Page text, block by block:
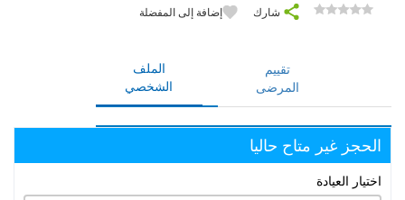
شارك إضافة إلى المفضلة
الملف
الشخصي
تقييم
المرضى
الحجز غير متاح حاليا
اختيار العيادة